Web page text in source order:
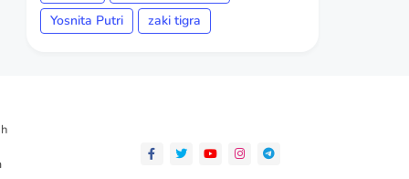
Yosnita Putri
zaki tigra